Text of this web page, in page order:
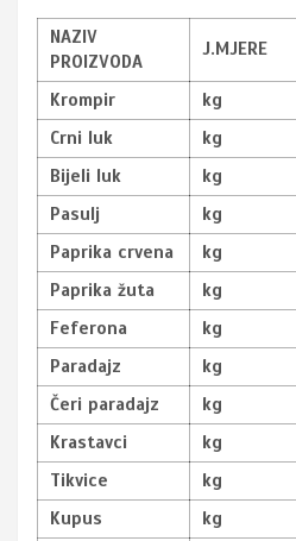
NAZIV
PROIZVODA
J.MJERE
Krompir kg
Crni luk
kg
Bijeli luk
kg
Pasulj
kg
Paprika crvena
kg
Paprika žuta
kg
Feferona
kg
Paradajz
kg
Čeri paradajz
kg
Krastavci
kg
Tikvice
kg
Kupus
kg